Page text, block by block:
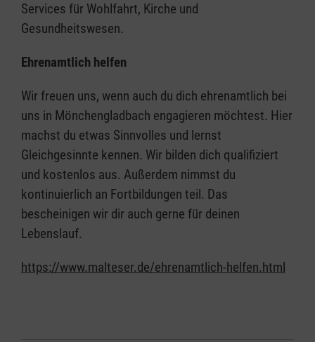
Services für Wohlfahrt, Kirche und
Gesundheitswesen.
Ehrenamtlich helfen
Wir freuen uns, wenn auch du dich ehrenamtlich bei
uns in Mönchengladbach engagieren möchtest. Hier
machst du etwas Sinnvolles und lernst
Gleichgesinnte kennen. Wir bilden dich qualifiziert
und kostenlos aus. Außerdem nimmst du
kontinuierlich an Fortbildungen teil. Das
bescheinigen wir dir auch gerne für deinen
Lebenslauf.
https://www.malteser.de/ehrenamtlich-helfen.html